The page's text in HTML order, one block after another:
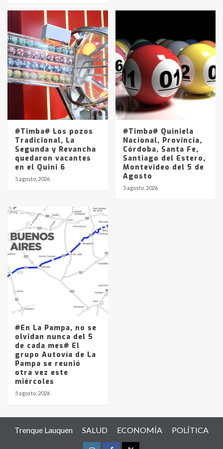
#Timba# Los pozos
Tradicional, La
Segunda y Revancha
quedaron vacantes
en el Quini 6
5 agosto, 2026
#Timba# Quiniela
Nacional, Provincia,
Córdoba, Santa Fe,
Santiago del Estero,
Montevideo del 5 de
Agosto
5 agosto, 2026
#En La Pampa, no se
olvidan nunca del 5
de cada mes# El
grupo Autovía de La
Pampa se reunió
otra vez este
miércoles
5 agosto, 2026
Trenque Lauquen SALUD ECONOMÍA POLÍTICA